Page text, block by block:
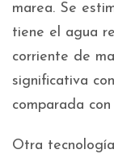
marea. Se
tiene el agua
corriente de
significativa
comparada
Otra